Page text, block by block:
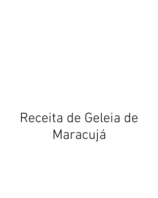
Receita de Geleia de
Maracujá